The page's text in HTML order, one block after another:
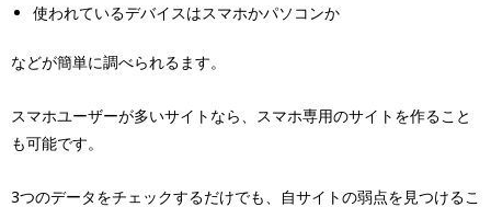
使われているデバイスはスマホかパソコンか
などが簡単に調べられるます。
スマホユーザーが多いサイトなら、スマホ専用のサイトを作ること
も可能です。
3つのデータをチェックするだけでも、自サイトの弱点を見つけるこ